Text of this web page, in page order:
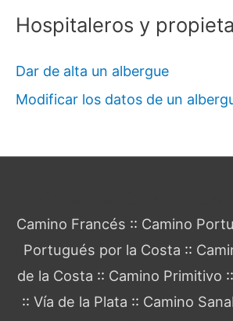
Hospitaleros y
Dar de alta un albergue
Modificar los datos de un
Camino Francés :: Camino
Portugués por la Costa ::
de la Costa :: Camino Primitivo ::
:: Vía de la Plata :: Camino